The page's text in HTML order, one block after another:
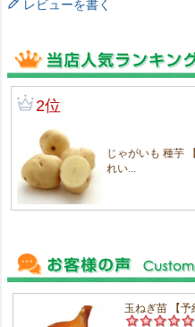
レビューを書く